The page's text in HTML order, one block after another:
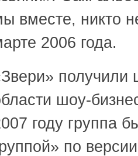
вместе, никто
2006 года.
получили
шоу-
году группа
по